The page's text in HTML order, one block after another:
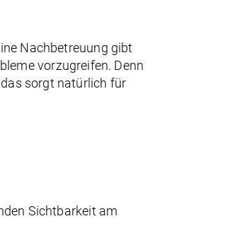
Nachbetreuung gibt
vorzugreifen. Denn
das sorgt natürlich für
Sichtbarkeit am